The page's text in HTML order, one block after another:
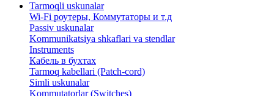
Tarmoqli uskunalar
Wi-Fi роутеры, Коммутаторы и т.д
Passiv uskunalar
Kommunikatsiya shkaflari va stendlar
Instruments
Кабель в бухтах
Tarmoq kabellari (Patch-cord)
Simli uskunalar
Kommutatorlar (Switches)